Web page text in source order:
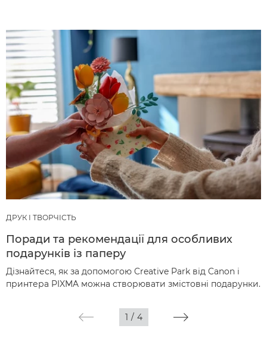
ДРУК І ТВОРЧІСТЬ
Поради та рекомендації для особливих
подарунків із паперу
Дізнайтеся, як за допомогою Creative Park від Canon і
принтера PIXMA можна створювати змістовні подарунки.
1 / 4